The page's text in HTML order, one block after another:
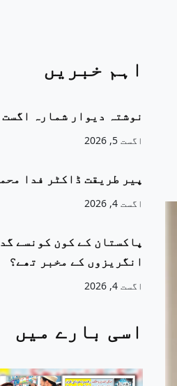
اہم خبریں
نوشتہ دیوار شمارہ اگست
اگست 5, 2026
پیر طریقت ڈاکٹر فدا
اگست 4, 2026
پاکستان کے کون کونسے
انگریزوں کے مخبر تھے؟
اگست 4, 2026
اسی بارے میں